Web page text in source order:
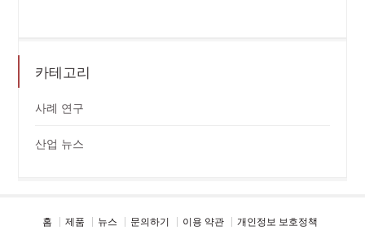
카테고리
사례 연구
산업 뉴스
홈 제품 뉴스 문의하기 이용 약관 개인정보 보호정책